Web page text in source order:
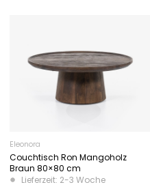
Eleonora
Couchtisch Ron Mangoholz
Braun 80×80 cm
Lieferzeit: 2-3 Woche